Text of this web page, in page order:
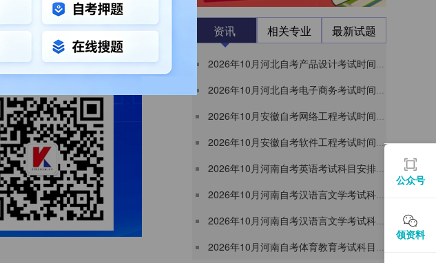
资讯 相关专业 最新试题
2026年10月河北自考产品设计考试时间及考试安排表（130504本科）
2026年10月河北自考电子商务考试时间及考试安排表（120801本科）
2026年10月安徽自考网络工程考试时间及考试安排表(080903本科)
2026年10月安徽自考软件工程考试时间及考试安排表(080902本科)
2026年10月河南自考英语考试科目安排表（050201专升本）
2026年10月河南自考汉语言文学考试科目安排表（050113专升本）
2026年10月河南自考汉语言文学考试科目安排表（050105专升本）
2026年10月河南自考体育教育考试科目安排表（040302专升本）
公众号
领资料